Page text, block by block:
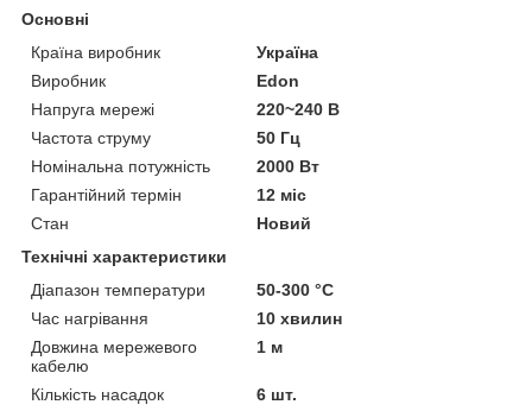
Основні
Країна виробник
Україна
Виробник
Edon
Напруга мережі
220~240 В
Частота струму
50 Гц
Номінальна потужність
2000 Вт
Гарантійний термін
12 міс
Стан
Новий
Технічні характеристики
Діапазон температури
50-300 °С
Час нагрівання
10 хвилин
Довжина мережевого
кабелю
1 м
Кількість насадок
6 шт.